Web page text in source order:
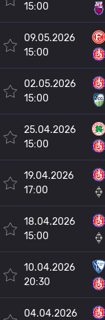
15:00
09.05.2026
15:00
02.05.2026
15:00
25.04.2026
15:00
19.04.2026
17:00
18.04.2026
15:00
10.04.2026
20:30
04.04.2026